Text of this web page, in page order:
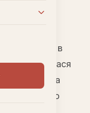
працює в
почалася
знайомства
років по